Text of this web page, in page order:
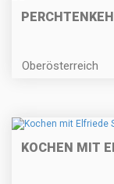
Oberösterreich
KOCHEN MIT